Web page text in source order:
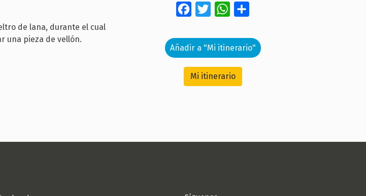
de lana, durante el cual
una pieza de vellón.
Facebook
Twitter WhatsApp
Añadir a "Mi itinerario"
Mi itinerario